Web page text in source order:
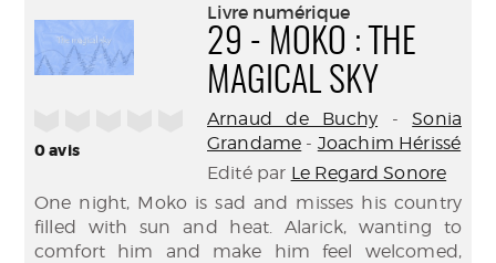
0avis
Livre numérique
29 - MOKO : THE
MAGICAL SKY
Arnaud de Buchy -Sonia
Grandame - Joachim Hérissé
Edité par Le Regard Sonore
One night, Moko is sad and misses his country
filled with sun and heat. Alarick, wanting to
comfort him and make him feel welcomed,